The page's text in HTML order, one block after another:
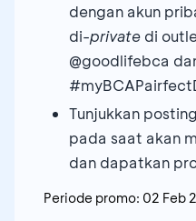
dengan akun
di-private di
@goodlifebca
Tunjukkan
pada saat akan
dan dapatkan
Periode promo: 02 Feb